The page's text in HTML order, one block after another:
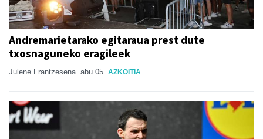
Andremarietarako egitaraua prest dute
txosnaguneko eragileek
Julene Frantzesena abu 05 AZKOITIA